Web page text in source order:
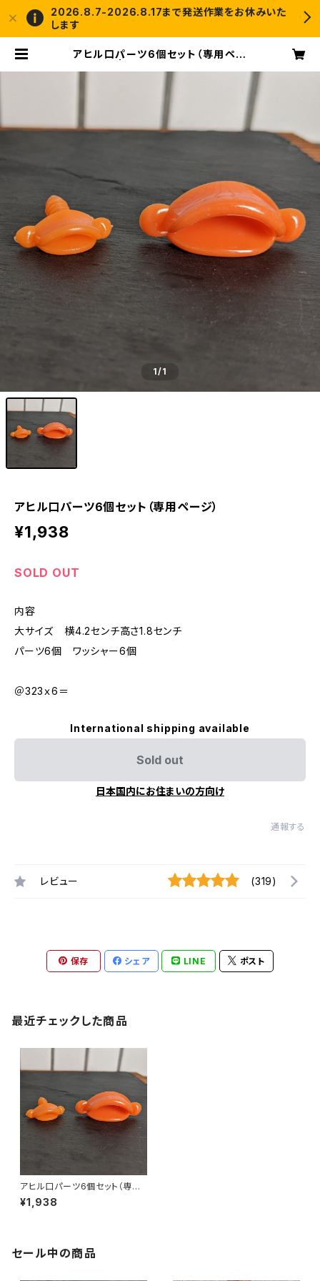
2026.8.7-2026.8.17まで発送作業をお休みいた
します
アヒル口パーツ6個セット（専用ペー
1/1
アヒル口パーツ6個セット（専用ページ）
¥1,938
SOLD OUT
内容
大サイズ 横4.2センチ高さ1.8センチ
パーツ6個 ワッシャー6個
＠323ｘ6＝
International shipping available
Sold out
日本国内にお住まいの方向け
通報する
レビュー (319)
保存 シェア LINE ポスト
最近チェックした商品
アヒル口パーツ6個セット（専用
ページ）
¥1,938
セール中の商品